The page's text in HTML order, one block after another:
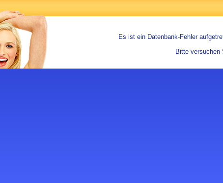
Es ist ein Datenbank-Fehler
Bitte versuchen